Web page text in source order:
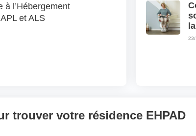
à l’Hébergement
et ALS
trouver votre résidence EHPAD